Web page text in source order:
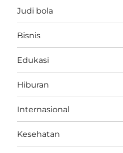
Judi bola
Bisnis
Edukasi
Hiburan
Internasional
Kesehatan